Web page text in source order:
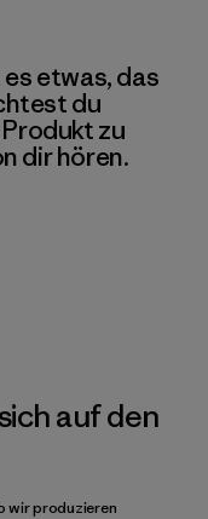
etwas, das
du
zu
dir hören.
auf den
wir produzieren